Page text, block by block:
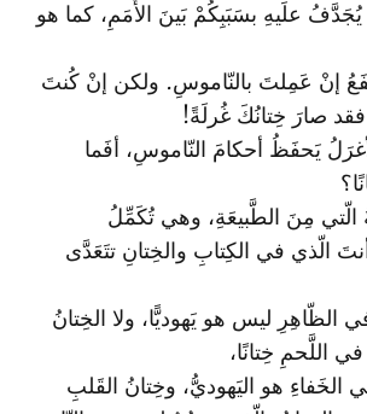
يُجَدَّفُ علَيهِ بسَبَبِكُمْ بَينَ الأُمَمِ، كما هو
إنْ عَمِلتَ بالنّاموسِ. ولكن إنْ كُنتَ
فقد صارَ خِتانُكَ غُرلَةً!
يَحفَظُ أحكامَ النّاموسِ، أفَما
الّتي مِنَ الطَّبيعَةِ، وهي تُكَمِّلُ
الّذي في الكِتابِ والخِتانِ تتَعَدَّى
الظّاهِرِ ليس هو يَهوديًّا، ولا الخِتانُ
اللَّحمِ خِتانًا،
الخَفاءِ هو اليَهوديُّ، وخِتانُ القَلبِ